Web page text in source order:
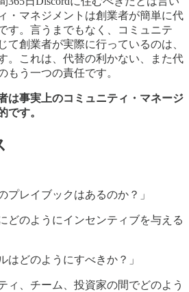
・マネジメントは創業者が簡単に代
す。言うまでもなく、コミュニテ
て創業者が実際に行っているのは、
。これは、代替の利かない、また代
もう一つの責任です。
は事実上のコミュニティ・マネージ
です。
プレイブックはあるのか？」
どのようにインセンティブを与える
はどのようにすべきか？」
ィ、チーム、投資家の間でどのよう